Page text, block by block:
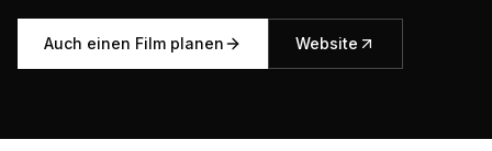
Auch einen Film planen Website